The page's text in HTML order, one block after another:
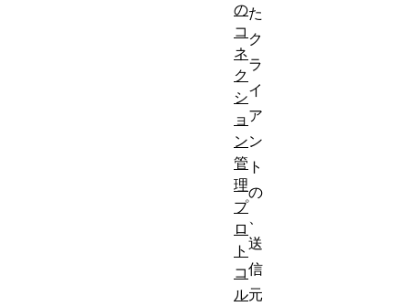
た
ク
ラ
イ
ア
ン
ト
の
送
信
元
の
コ
ネ
ク
シ
ョ
ン
管
理
プ
ロ
ト
コ
ル